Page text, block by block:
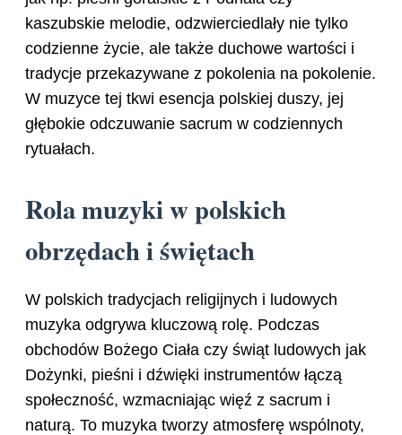
kaszubskie melodie, odzwierciedlały nie tylko
codzienne życie, ale także duchowe wartości i
tradycje przekazywane z pokolenia na pokolenie.
W muzyce tej tkwi esencja polskiej duszy, jej
głębokie odczuwanie sacrum w codziennych
rytuałach.
Rola muzyki w polskich
obrzędach i świętach
W polskich tradycjach religijnych i ludowych
muzyka odgrywa kluczową rolę. Podczas
obchodów Bożego Ciała czy świąt ludowych jak
Dożynki, pieśni i dźwięki instrumentów łączą
społeczność, wzmacniając więź z sacrum i
naturą. To muzyka tworzy atmosferę wspólnoty,